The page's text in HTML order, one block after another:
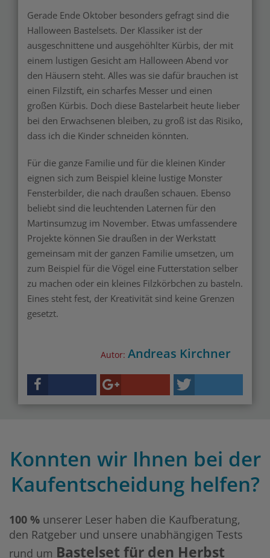
Gerade Ende Oktober besonders gefragt sind die
Halloween Bastelsets. Der Klassiker ist der
ausgeschnittene und ausgehöhlter Kürbis, der mit
einem lustigen Gesicht am Halloween Abend vor
den Häusern steht. Alles was sie dafür brauchen ist
einen Filzstift, ein scharfes Messer und einen
großen Kürbis. Doch diese Bastelarbeit heute lieber
bei den Erwachsenen bleiben, zu groß ist das Risiko,
dass ich die Kinder schneiden könnten.
Für die ganze Familie und für die kleinen Kinder
eignen sich zum Beispiel kleine lustige Monster
Fensterbilder, die nach draußen schauen. Ebenso
beliebt sind die leuchtenden Laternen für den
Martinsumzug im November. Etwas umfassendere
Projekte können Sie draußen in der Werkstatt
gemeinsam mit der ganzen Familie umsetzen, um
zum Beispiel für die Vögel eine Futterstation selber
zu machen oder ein kleines Filzkörbchen zu basteln.
Eines steht fest, der Kreativität sind keine Grenzen
gesetzt.
Autor: Andreas Kirchner
Konnten wir Ihnen bei der
Kaufentscheidung helfen?
100 % unserer Leser haben die Kaufberatung,
den Ratgeber und unsere unabhängigen Tests
rund um Bastelset für den Herbst